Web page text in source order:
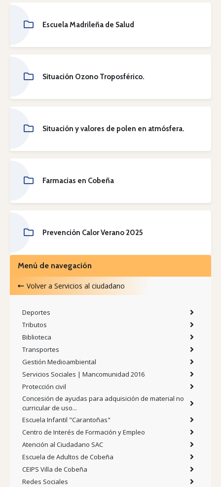
Escuela Madrileña de Salud
Situación Ozono Troposférico.
Situación y valores de polen en atmósfera.
Farmacias en Cobeña
Prevención Calor Verano 2025
Menú de navegación
Volver a Servicios al ciudadano
Deportes
Tributos
Biblioteca
Transportes
Gestión Medioambiental
Servicios Sociales | Mancomunidad 2016
Protección civil
Concesión de ayudas para adquisición de material no
curricular de uso...
Escuela Infantil "Carantoñas"
Centro de Interés de Formación y Empleo
Atención al Ciudadano SAC
Escuela de Adultos de Cobeña
CEIPS Villa de Cobeña
Redes Sociales